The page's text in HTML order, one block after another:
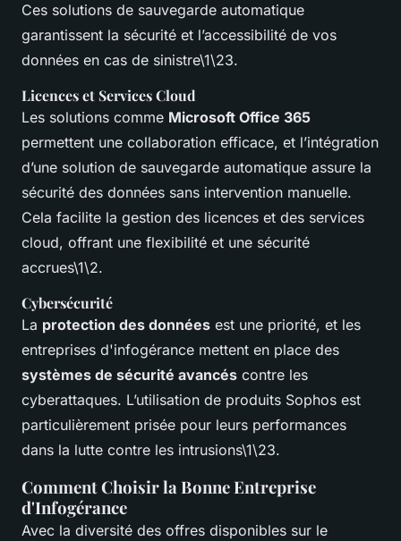
Ces solutions de sauvegarde automatique
garantissent la sécurité et l’accessibilité de vos
données en cas de sinistre\1\23.
Licences et Services Cloud
Les solutions comme Microsoft Office 365
permettent une collaboration efficace, et l’intégration
d’une solution de sauvegarde automatique assure la
sécurité des données sans intervention manuelle.
Cela facilite la gestion des licences et des services
cloud, offrant une flexibilité et une sécurité
accrues\1\2.
Cybersécurité
La protection des données est une priorité, et les
entreprises d'infogérance mettent en place des
systèmes de sécurité avancés contre les
cyberattaques. L’utilisation de produits Sophos est
particulièrement prisée pour leurs performances
dans la lutte contre les intrusions\1\23.
Comment Choisir la Bonne Entreprise
d'Infogérance
Avec la diversité des offres disponibles sur le